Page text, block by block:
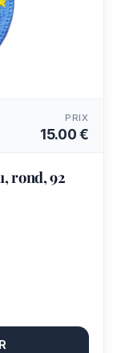
PRIX
15.00 €
rond, 92